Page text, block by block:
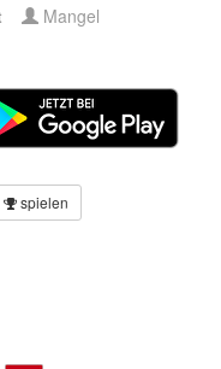
Mangel
spielen